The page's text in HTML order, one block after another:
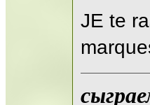
JE te